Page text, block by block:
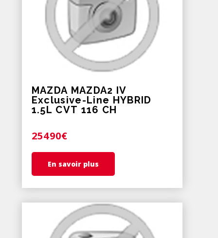
MAZDA MAZDA2 IV
Exclusive-Line HYBRID
1.5L CVT 116 CH
25490€
En savoir plus